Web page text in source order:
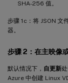
SHA-256 值。
步骤 1c：将 JSON 文
器。
步骤 2：在主映像
默认情况下， 自更新
Azure 中创建 Linux